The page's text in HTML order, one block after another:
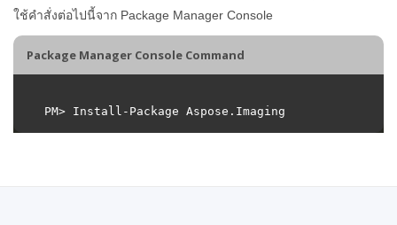
ใช้คำสั่งต่อไปนี้จาก Package Manager Console
Package Manager Console Command